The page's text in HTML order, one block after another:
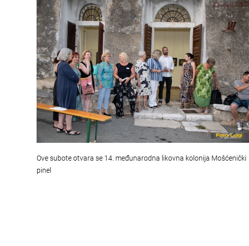
Ove subote otvara se 14. međunarodna likovna kolonija Mošćenički
pinel